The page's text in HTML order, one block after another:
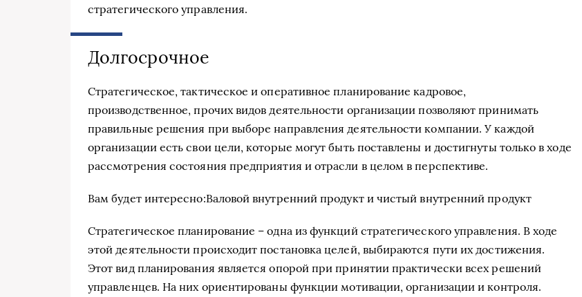
стратегического управления.
Долгосрочное
Стратегическое, тактическое и оперативное планирование кадровое,
производственное, прочих видов деятельности организации позволяют принимать
правильные решения при выборе направления деятельности компании. У каждой
организации есть свои цели, которые могут быть поставлены и достигнуты только в ходе
рассмотрения состояния предприятия и отрасли в целом в перспективе.
Вам будет интересно:Валовой внутренний продукт и чистый внутренний продукт
Стратегическое планирование – одна из функций стратегического управления. В ходе
этой деятельности происходит постановка целей, выбираются пути их достижения.
Этот вид планирования является опорой при принятии практически всех решений
управленцев. На них ориентированы функции мотивации, организации и контроля.